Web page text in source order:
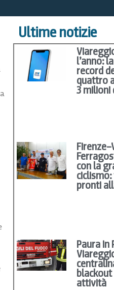
Ultime notizie
l’anno:
record
quattro
3 milioni
con la
pronti
Paura in
attività